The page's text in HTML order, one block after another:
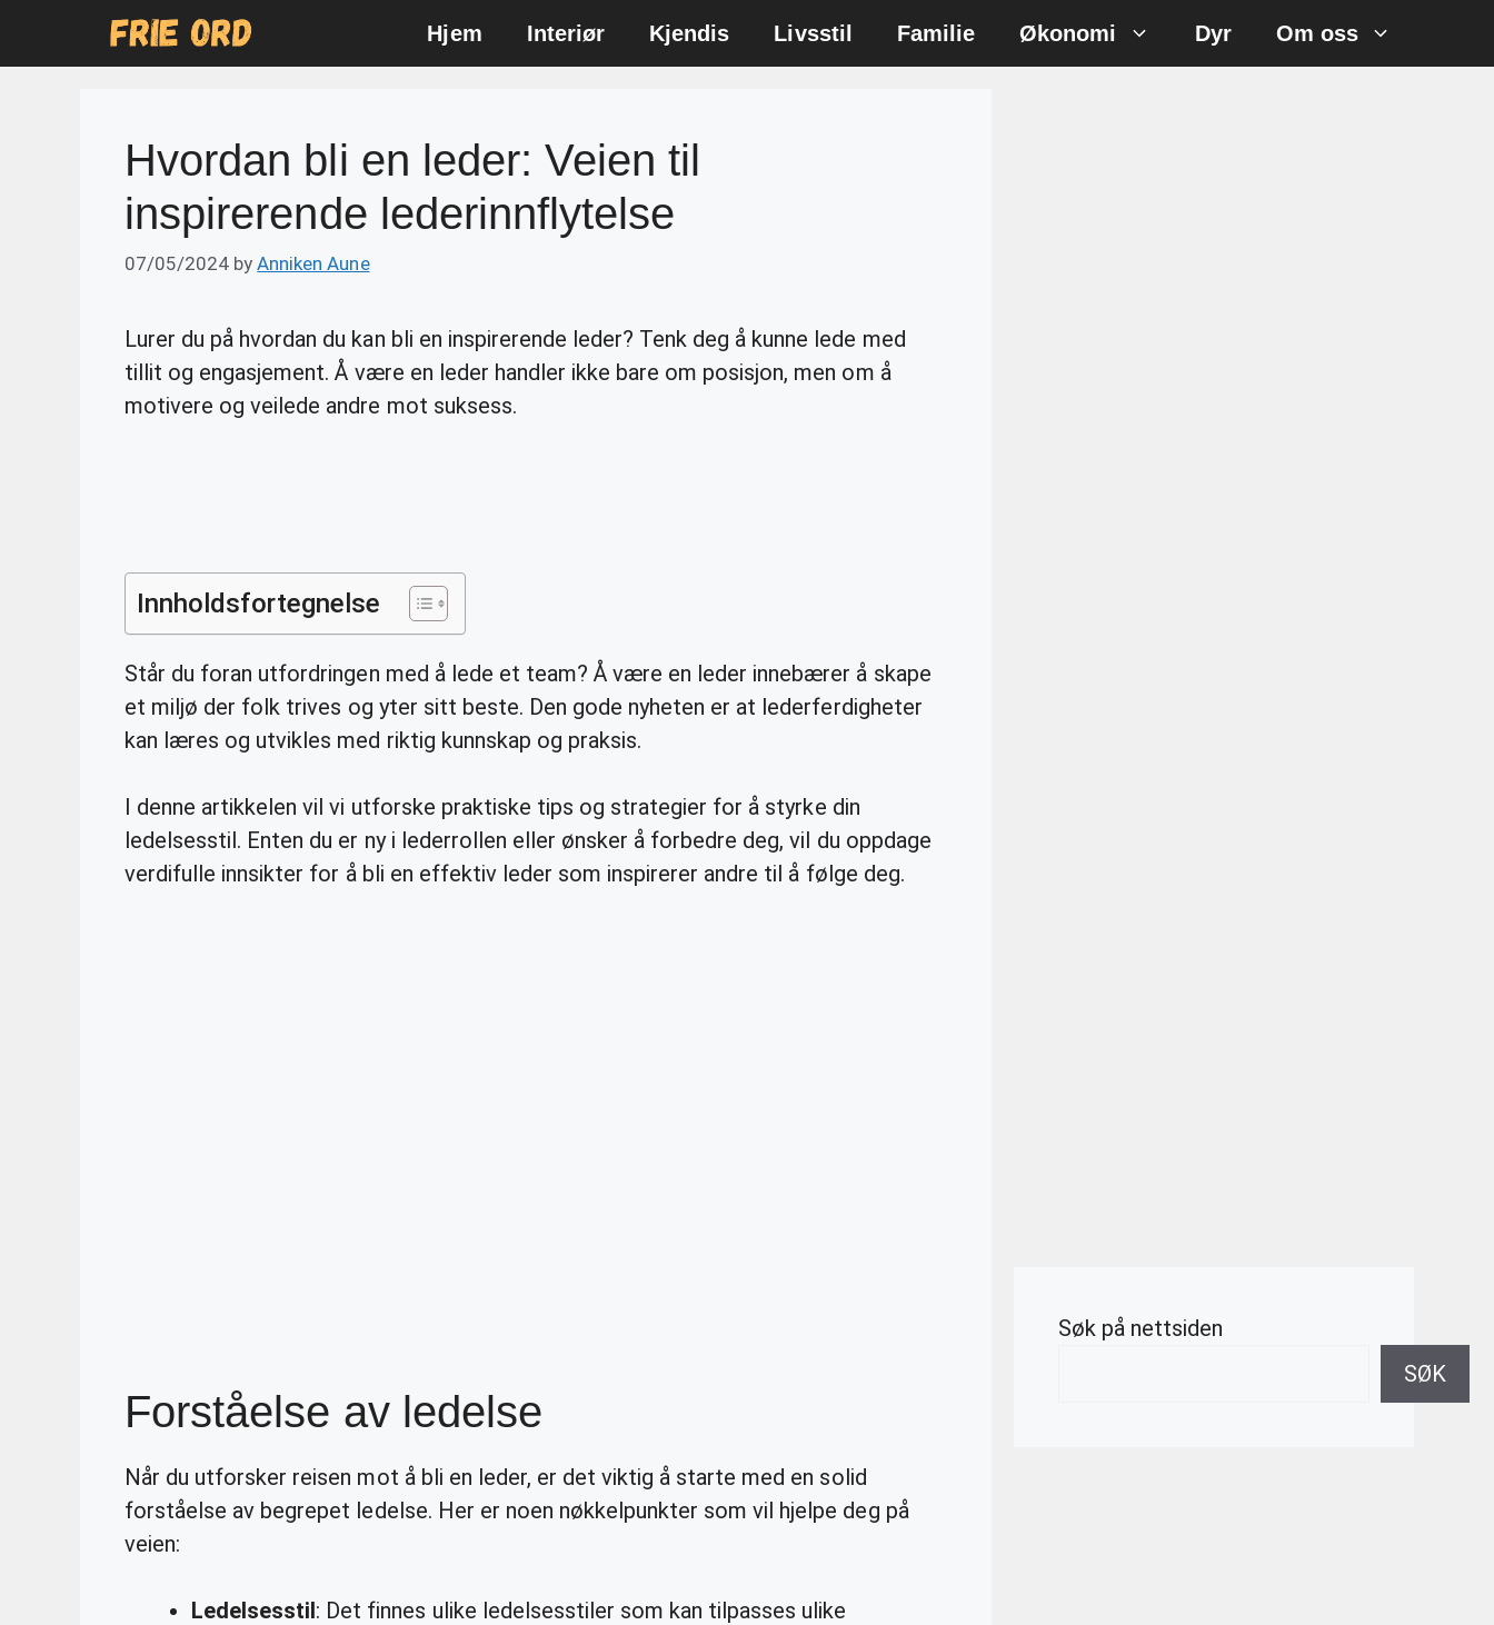
Hjem Interiør Kjendis Livsstil Familie Økonomi Dyr Om oss
Hvordan bli en leder: Veien til
inspirerende lederinnflytelse
07/05/2024 byAnniken Aune
Lurer du på hvordan du kan bli en inspirerende leder? Tenk deg å kunne lede med
tillit og engasjement. Å være en leder handler ikke bare om posisjon, men om å
motivere og veilede andre mot suksess.
Innholdsfortegnelse
Står du foran utfordringen med å lede et team? Å være en leder innebærer å skape
et miljø der folk trives og yter sitt beste. Den gode nyheten er at lederferdigheter
kan læres og utvikles med riktig kunnskap og praksis.
I denne artikkelen vil vi utforske praktiske tips og strategier for å styrke din
ledelsesstil. Enten du er ny i lederrollen eller ønsker å forbedre deg, vil du oppdage
verdifulle innsikter for å bli en effektiv leder som inspirerer andre til å følge deg.
Forståelse av ledelse
Når du utforsker reisen mot å bli en leder, er det viktig å starte med en solid
forståelse av begrepet ledelse. Her er noen nøkkelpunkter som vil hjelpe deg på
veien:
Ledelsesstil: Det finnes ulike ledelsesstiler som kan tilpasses ulike
Søk på nettsiden
SØK